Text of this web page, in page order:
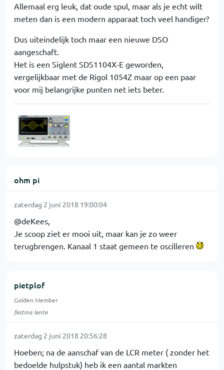
Allemaal erg leuk, dat oude spul, maar als je echt wilt
meten dan is een modern apparaat toch veel handiger?
Dus uiteindelijk toch maar een nieuwe DSO
aangeschaft.
Het is een Siglent SDS1104X-E geworden,
vergelijkbaar met de Rigol 1054Z maar op een paar
voor mij belangrijke punten net iets beter.
ohm pi
zaterdag 2 juni 2018 19:00:04
@deKees,
Je scoop ziet er mooi uit, maar kan je zo weer
terugbrengen. Kanaal 1 staat gemeen te oscilleren
pietplof
Golden Member
festina lente
zaterdag 2 juni 2018 20:56:28
Hoeben; na de aanschaf van de LCR meter ( zonder het
bedoelde hulpstuk) heb ik een aantal markten